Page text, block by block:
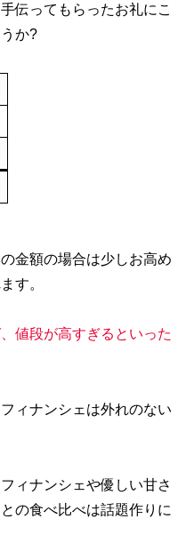
伝ってもらったお礼にこ
か?
金額の場合は少しお高め
す。
値段が高すぎるといった
ィナンシェは外れのない
ィナンシェや優しい甘さ
の食べ比べは話題作りに